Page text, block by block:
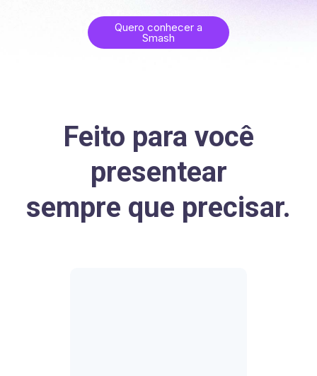
Quero conhecer a
Smash
Feito para você
presentear
sempre que precisar.